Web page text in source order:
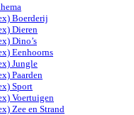
Boerderij
Dieren
Dino’s
Eenhoorns
Jungle
Paarden
Sport
Voertuigen
Zee en Strand